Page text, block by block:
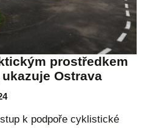
prostředkem
Ostrava
k podpoře cyklistické